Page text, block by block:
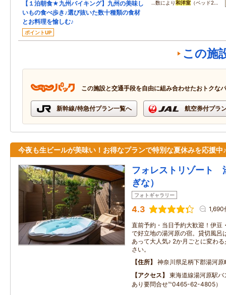
【１泊朝食★九州バイキング】九州の美味し
いもの食べ歩き♪選び抜いた数十種類の食材
とお料理を愉しむ♪
ポイントUP
…数により和洋室 （ベッド2…
この施
この施設と交通手段を自由に組み合わせたおトクな
新幹線/特急付プラン一覧へ 航空券付プラ
今夜も生ビールが美味い！お得なプランで特別な夏休みを応援中♪
フォレストリゾート
ぎな）
フォトギャラリー
4.3 1,690
直前予約・当日予約大歓迎！伊豆
で好立地の湯河原の宿。貸切風呂
あって大人気♪ 2か月ごとに変わ
さい。
住所
神奈川県足柄下郡湯河原
アクセス
東海道線湯河原駅
あり要問合せ℡0465-62-4805）